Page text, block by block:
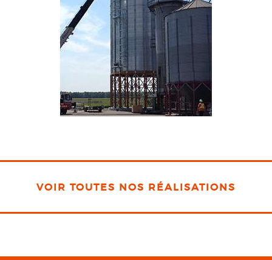
VOIR TOUTES NOS RÉALISATIONS